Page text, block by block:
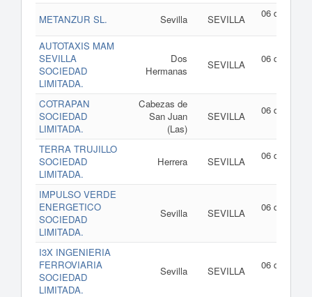
METANZUR SL. Sevilla SEVILLA
06 de
AUTOTAXIS MAM
SEVILLA
SOCIEDAD
LIMITADA.
Dos
Hermanas
SEVILLA
06 de
COTRAPAN
SOCIEDAD
LIMITADA.
Cabezas de
San Juan
(Las)
SEVILLA
06 de
TERRA TRUJILLO
SOCIEDAD
LIMITADA.
Herrera SEVILLA
06 de
IMPULSO VERDE
ENERGETICO
SOCIEDAD
LIMITADA.
Sevilla SEVILLA
06 de
I3X INGENIERIA
FERROVIARIA
SOCIEDAD
LIMITADA.
Sevilla SEVILLA
06 de